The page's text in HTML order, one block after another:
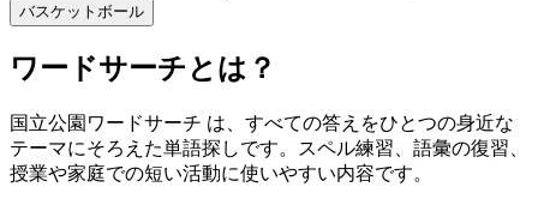
バスケットボール
ワードサーチとは？
国立公園ワードサーチ は、すべての答えをひとつの身近な
テーマにそろえた単語探しです。スペル練習、語彙の復習、
授業や家庭での短い活動に使いやすい内容です。